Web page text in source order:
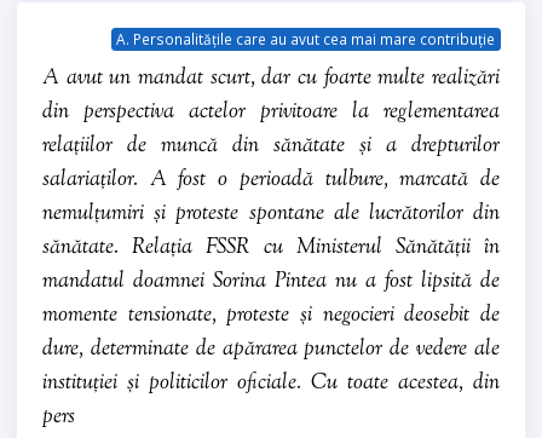
A. Personalitățile care au avut cea mai mare contribuție
A avut un mandat scurt, dar cu foarte multe realizări
din perspectiva actelor privitoare la reglementarea
relațiilor de muncă din sănătate și a drepturilor
salariaților. A fost o perioadă tulbure, marcată de
nemulțumiri și proteste spontane ale lucrătorilor din
sănătate. Relația FSSR cu Ministerul Sănătății în
mandatul doamnei Sorina Pintea nu a fost lipsită de
momente tensionate, proteste și negocieri deosebit de
dure, determinate de apărarea punctelor de vedere ale
instituției și politicilor oficiale. Cu toate acestea, din
pers